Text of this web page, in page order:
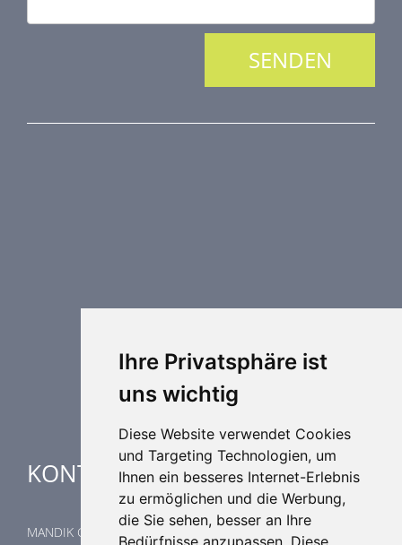
Ihre Privatsphäre ist
uns wichtig
Diese Website verwendet Cookies
und Targeting Technologien, um
Ihnen ein besseres Internet-Erlebnis
zu ermöglichen und die Werbung,
die Sie sehen, besser an Ihre
Bedürfnisse anzupassen. Diese
Weitere Elemente Lufttechnik
Industrielle heizung und kühlung
KONTAKTE
MANDIK GmbH